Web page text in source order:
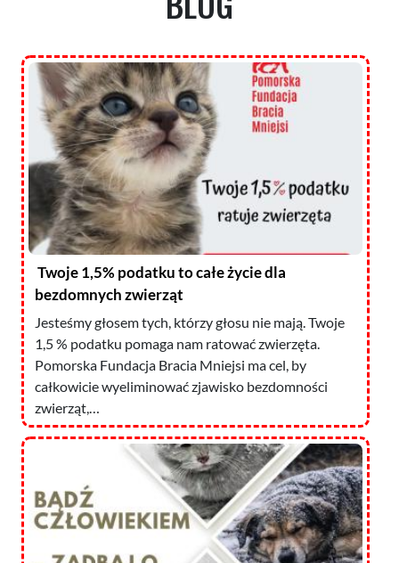
Twoje 1,5% podatku to całe życie dla
bezdomnych zwierząt
Jesteśmy głosem tych, którzy głosu nie mają. Twoje
1,5 % podatku pomaga nam ratować zwierzęta.
Pomorska Fundacja Bracia Mniejsi ma cel, by
całkowicie wyeliminować zjawisko bezdomności
zwierząt,…